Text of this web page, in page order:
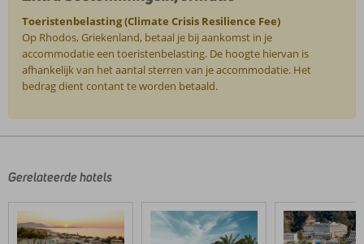
Toeristenbelasting (Climate Crisis Resilience Fee)
Op Rhodos, Griekenland, betaal je bij aankomst in je
accommodatie een toeristenbelasting. De hoogte hiervan is
afhankelijk van het aantal sterren van je accommodatie. Het
bedrag dient contant te worden betaald.
door
klanten
geschreven
na
Gerelateerde hotels